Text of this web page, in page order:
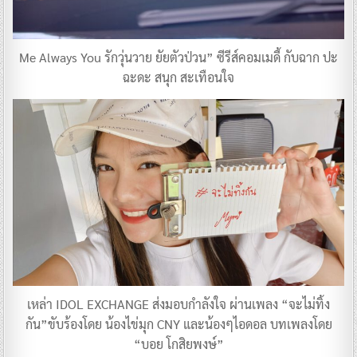
Me Always You รักวุ่นวาย ยัยตัวป่วน” ซีรีส์คอมเมดี้ กับฉาก ปะ
ฉะดะ สนุก สะเทือนใจ
เหล่า IDOL EXCHANGE ส่งมอบกำลังใจ ผ่านเพลง “จะไม่ทิ้ง
กัน”ขับร้องโดย น้องไข่มุก CNY และน้องๆไอดอล บทเพลงโดย
“บอย โกสิยพงษ์”